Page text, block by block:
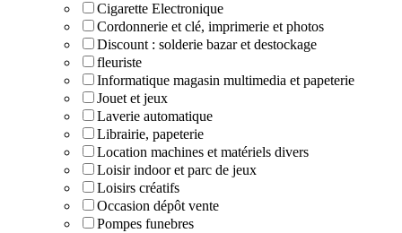
Cigarette Electronique
Cordonnerie et clé, imprimerie et photos
Discount : solderie bazar et destockage
fleuriste
Informatique magasin multimedia et papeterie
Jouet et jeux
Laverie automatique
Librairie, papeterie
Location machines et matériels divers
Loisir indoor et parc de jeux
Loisirs créatifs
Occasion dépôt vente
Pompes funebres